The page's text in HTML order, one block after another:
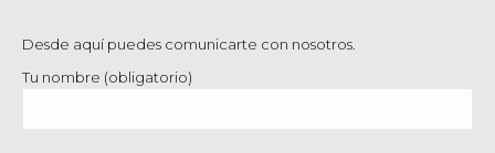
Desde aquí puedes comunicarte con nosotros.
Tu nombre (obligatorio)